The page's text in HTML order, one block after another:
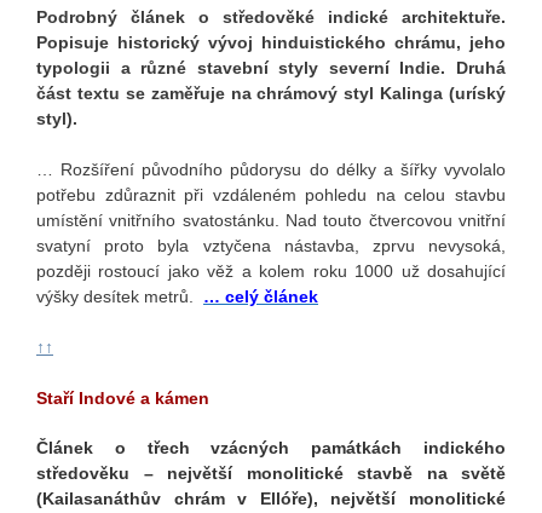
Podrobný článek o středověké indické architektuře.
Popisuje historický vývoj hinduistického chrámu, jeho
typologii a různé stavební styly severní Indie. Druhá
část textu se zaměřuje na chrámový styl Kalinga (uríský
styl).
… Rozšíření původního půdorysu do délky a šířky vyvolalo
potřebu zdůraznit při vzdáleném pohledu na celou stavbu
umístění vnitřního svatostánku. Nad touto čtvercovou vnitřní
svatyní proto byla vztyčena nástavba, zprvu nevysoká,
později rostoucí jako věž a kolem roku 1000 už dosahující
výšky desítek metrů.
… celý článek
↑↑
Staří Indové a kámen
Článek o třech vzácných památkách indického
středověku – největší monolitické stavbě na světě
(Kailasanáthův chrám v Ellóře), největší monolitické